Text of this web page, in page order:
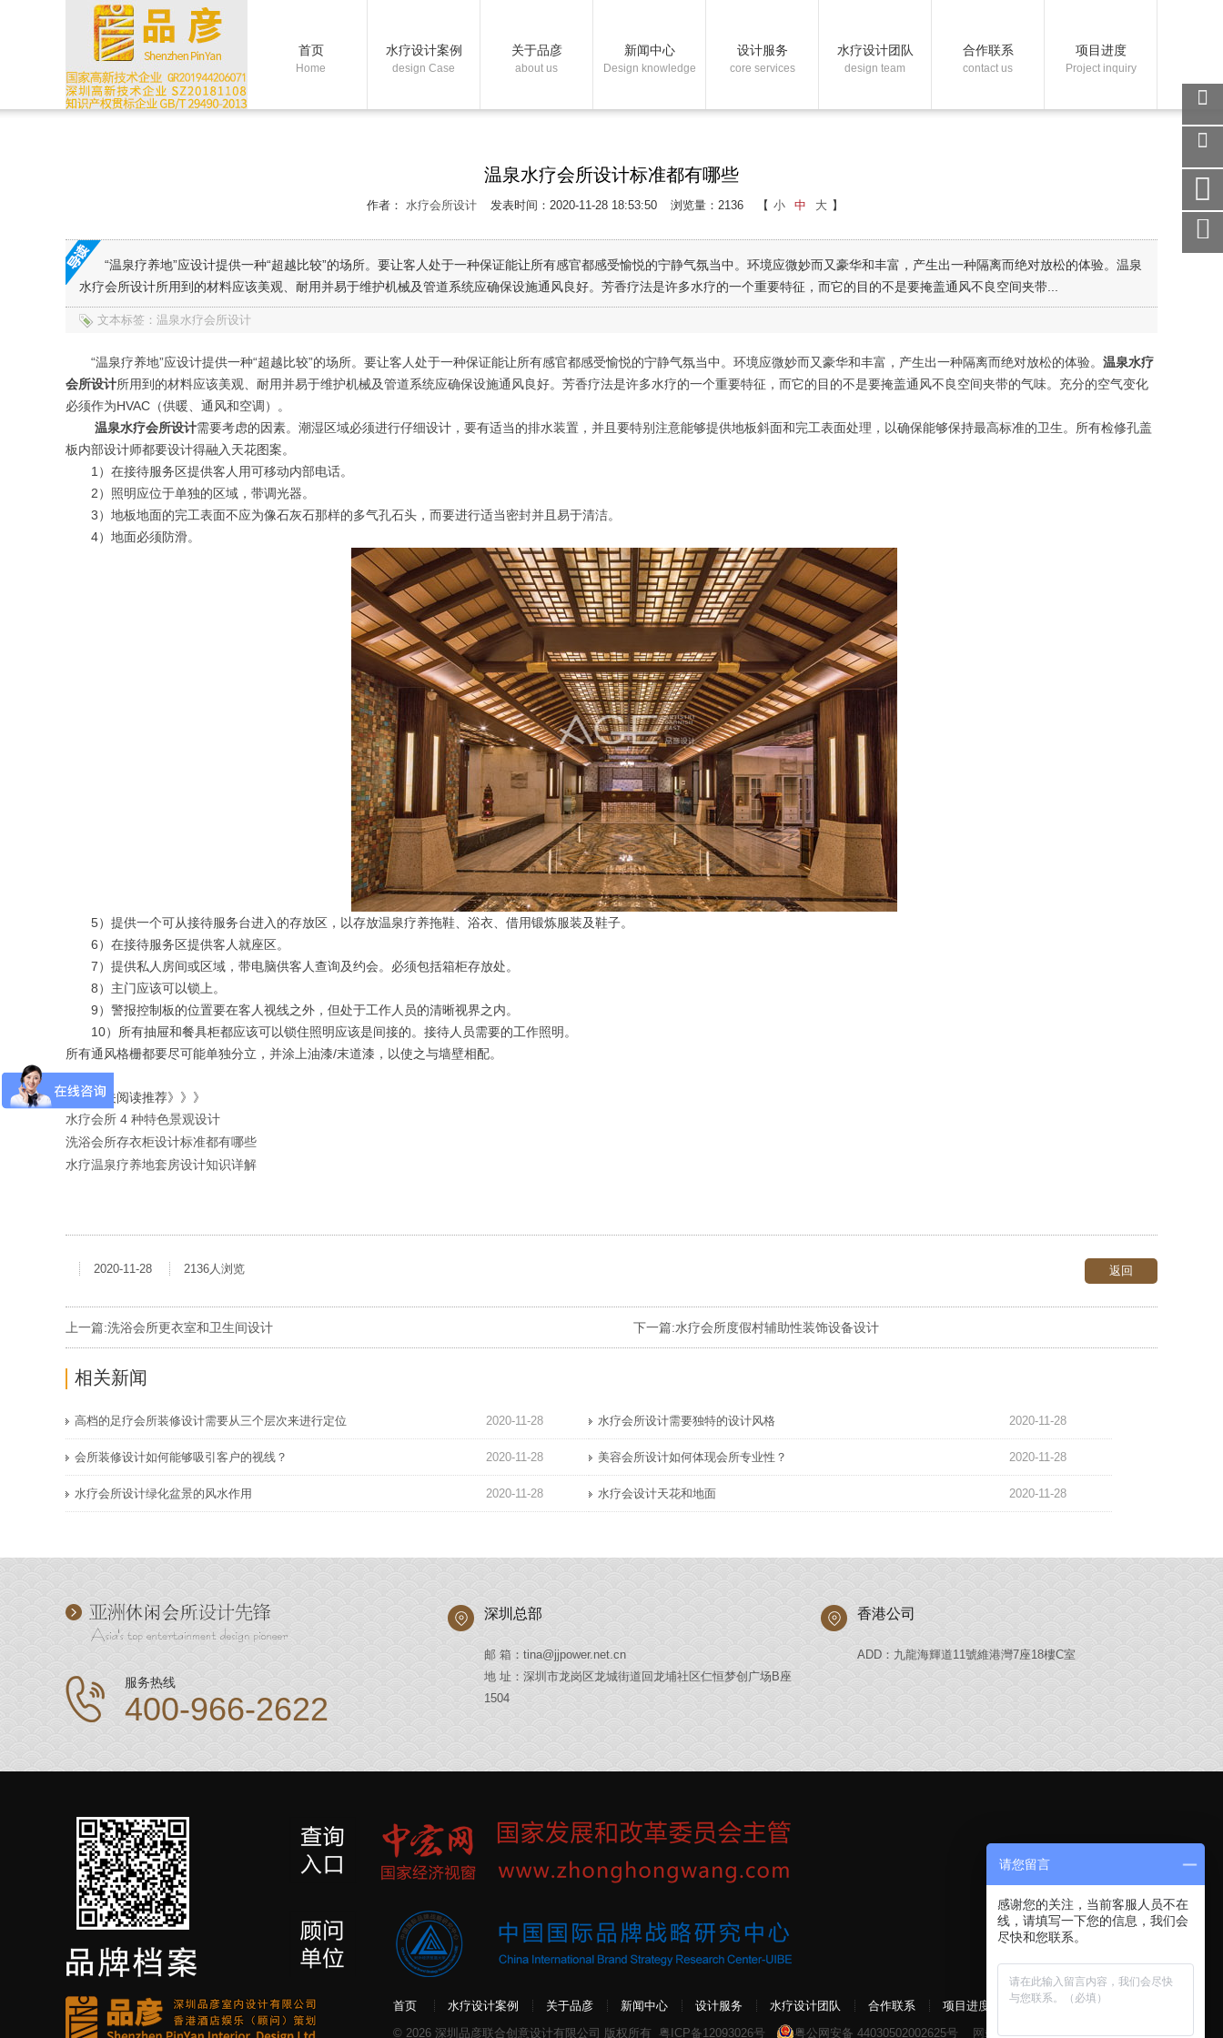
首页
Home
水疗设计案例
design Case
关于品彦
about us
新闻中心
Design knowledge
设计服务
core services
水疗设计团队
design team
合作联系
contact us
项目进度
Project inquiry
温泉水疗会所设计标准都有哪些
作者： 水疗会所设计 发表时间：2020-11-28 18:53:50 浏览量：2136 【 小 中 大 】
“温泉疗养地”应设计提供一种“超越比较”的场所。要让客人处于一种保证能让所有感官都感受愉悦的宁静气氛当中。环境应微妙而又豪华和丰富，产生出一种隔离而绝对放松的体验。温泉
水疗会所设计所用到的材料应该美观、耐用并易于维护机械及管道系统应确保设施通风良好。芳香疗法是许多水疗的一个重要特征，而它的目的不是要掩盖通风不良空间夹带...
文本标签：温泉水疗会所设计
“温泉疗养地”应设计提供一种“超越比较”的场所。要让客人处于一种保证能让所有感官都感受愉悦的宁静气氛当中。环境应微妙而又豪华和丰富，产生出一种隔离而绝对放松的体验。 温泉水疗
会所设计所用到的材料应该美观、耐用并易于维护机械及管道系统应确保设施通风良好。芳香疗法是许多水疗的一个重要特征，而它的目的不是要掩盖通风不良空间夹带的气味。充分的空气变化
必须作为HVAC （供暖、通风和空调）。
温泉水疗会所设计需要考虑的因素。潮湿区域必须进行仔细设计，要有适当的排水装置，并且要特别注意能够提供地板斜面和完工表面处理，以确保能够保持最高标准的卫生。所有检修孔盖
板内部设计师都要设计得融入天花图案。
1 ）在接待服务区提供客人用可移动内部电话。
2）照明应位于单独的区域，带调光器。
3）地板地面的完工表面不应为像石灰石那样的多气孔石头，而要进行适当密封并且易于清洁。
4）地面必须防滑。
5）提供一个可从接待服务台进入的存放区，以存放温泉疗养拖鞋、浴衣、借用锻炼服装及鞋子。
6）在接待服务区提供客人就座区。
7）提供私人房间或区域，带电脑供客人查询及约会。必须包括箱柜存放处。
8）主门应该可以锁上。
9）警报控制板的位置要在客人视线之外，但处于工作人员的清晰视界之内。
10）所有抽屉和餐具柜都应该可以锁住照明应该是间接的。接待人员需要的工作照明。
所有通风格栅都要尽可能单独分立，并涂上油漆/末道漆，以使之与墙壁相配。
更多相关阅读推荐》》》
水疗会所 4 种特色景观设计
洗浴会所存衣柜设计标准都有哪些
水疗温泉疗养地套房设计知识详解
返回
2020-11-28 2136人浏览
上一篇:洗浴会所更衣室和卫生间设计 下一篇:水疗会所度假村辅助性装饰设备设计
相关新闻
高档的足疗会所装修设计需要从三个层次来进行定位 2020-11-28 水疗会所设计需要独特的设计风格 2020-11-28
会所装修设计如何能够吸引客户的视线？ 2020-11-28 美容会所设计如何体现会所专业性？ 2020-11-28
水疗会所设计绿化盆景的风水作用 2020-11-28 水疗会设计天花和地面 2020-11-28
服务热线
400-966-2622
深圳总部
邮 箱：tina@jjpower.net.cn
地 址：深圳市龙岗区龙城街道回龙埔社区仁恒梦创广场B座
1504
香港公司
ADD：九龍海輝道11號維港灣7座18樓C室
首页 水疗设计案例 关于品彦 新闻中心 设计服务 水疗设计团队 合作联系
项目进度
© 2026 深圳品彦联合创意设计有限公司 版权所有 粤ICP备12093026号 粤公网安备 44030502002625号 网站地图 免责申明
关注
微信
在线
手机
访问
请您留言
感谢您的关注，当前客服人员不在
线，请填写一下您的信息，我们会
尽快和您联系。